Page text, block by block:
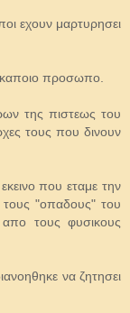
εχουν μαρτυρησει
καποιο προσωπο.
της πιστεως του
τους που δινουν
που εταμε την
τους "οπαδους" του
τους φυσικους
να ζητησει